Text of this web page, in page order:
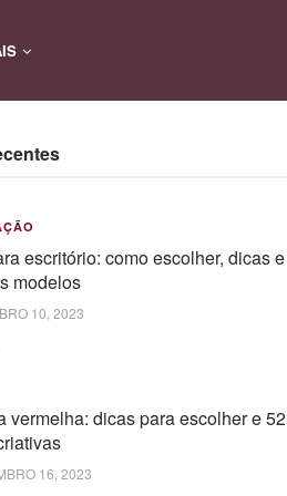
escritório: como escolher, dicas e
modelos
10, 2023
vermelha: dicas para escolher e 52
16, 2023